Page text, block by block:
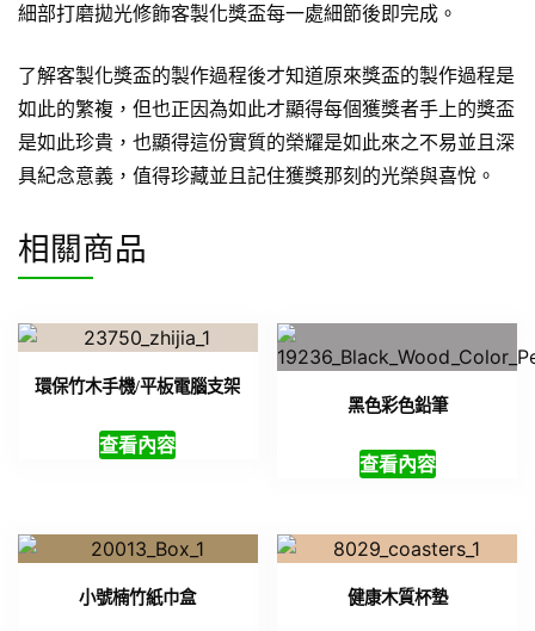
細部打磨拋光修飾客製化獎盃每一處細節後即完成。
了解客製化獎盃的製作過程後才知道原來獎盃的製作過程是
如此的繁複，但也正因為如此才顯得每個獲獎者手上的獎盃
是如此珍貴，也顯得這份實質的榮耀是如此來之不易並且深
具紀念意義，值得珍藏並且記住獲獎那刻的光榮與喜悅。
相關商品
環保竹木手機/平板電腦支架
查看內容
黑色彩色鉛筆
查看內容
小號楠竹紙巾盒 健康木質杯墊